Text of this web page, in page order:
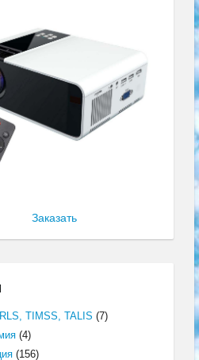
Заказать
TIMSS, TALIS (7)
(4)
(156)